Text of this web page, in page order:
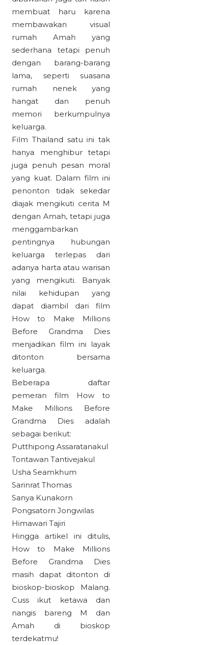
membuat haru karena
membawakan visual
rumah Amah yang
sederhana tetapi penuh
dengan barang-barang
lama, seperti suasana
rumah nenek yang
hangat dan penuh
memori berkumpulnya
keluarga.
Film Thailand satu ini tak
hanya menghibur tetapi
juga penuh pesan moral
yang kuat. Dalam film ini
penonton tidak sekedar
diajak mengikuti cerita M
dengan Amah, tetapi juga
menggambarkan
pentingnya hubungan
keluarga terlepas dari
adanya harta atau warisan
yang mengikuti. Banyak
nilai kehidupan yang
dapat diambil dari film
How to Make Millions
Before Grandma Dies
menjadikan film ini layak
ditonton bersama
keluarga.
Beberapa daftar
pemeran film How to
Make Millions Before
Grandma Dies adalah
sebagai berikut:
Putthipong Assaratanakul
Tontawan Tantivejakul
Usha Seamkhum
Sarinrat Thomas
Sanya Kunakorn
Pongsatorn Jongwilas
Himawari Tajiri
Hingga artikel ini ditulis,
How to Make Millions
Before Grandma Dies
masih dapat ditonton di
bioskop-bioskop Malang.
Cuss ikut ketawa dan
nangis bareng M dan
Amah di bioskop
terdekatmu!